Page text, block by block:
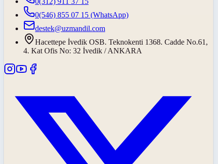
0(546) 855 07 15 (WhatsApp)
destek@uzmandil.com
Hacettepe İvedik OSB. Teknokenti 1368. Cadde No.61,
4. Kat Ofis No: 32 İvedik / ANKARA